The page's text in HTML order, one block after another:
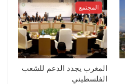
المجتمع
المغرب يجدد الدعم للشعب
الفلسطيني